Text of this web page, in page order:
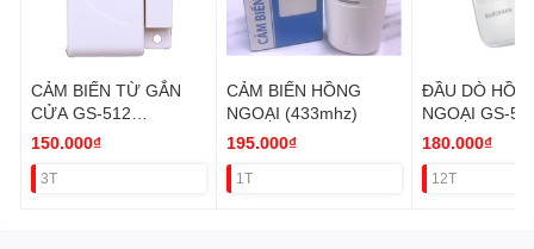
CẢM BIẾN TỪ GẮN
CỬA GS-512
(433mhz)
150.000₫
3T
CẢM BIẾN HỒNG
NGOẠI (433mhz)
195.000₫
1T
ĐẦU DÒ
NGOẠI GS-
180.000₫
12T